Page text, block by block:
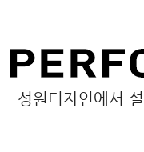
성원디자인에서